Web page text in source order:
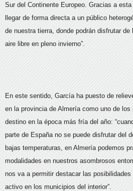
Sur del Continente Europeo. Gracias a
llegar de forma directa a un público
de nuestra tierra, donde podrán disfrutar
aire libre en pleno invierno”.
En este sentido, García ha puesto de
en la provincia de Almería como uno de los
destino en la época más fría del año:
parte de España no se puede disfrutar del
bajas temperaturas, en Almería podemos
modalidades en nuestros asombrosos
nos va a permitir destacar las
activo en los municipios del interior”.